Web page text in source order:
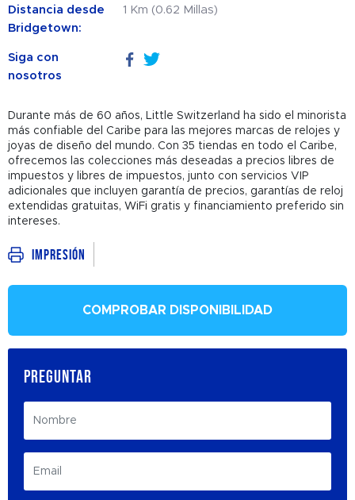
Distancia desde
Bridgetown:
1 Km (0.62 Millas)
Siga con
nosotros
Durante más de 60 años, Little Switzerland ha sido el minorista
más confiable del Caribe para las mejores marcas de relojes y
joyas de diseño del mundo. Con 35 tiendas en todo el Caribe,
ofrecemos las colecciones más deseadas a precios libres de
impuestos y libres de impuestos, junto con servicios VIP
adicionales que incluyen garantía de precios, garantías de reloj
extendidas gratuitas, WiFi gratis y financiamiento preferido sin
intereses.
Impresión
COMPROBAR DISPONIBILIDAD
PREGUNTAR